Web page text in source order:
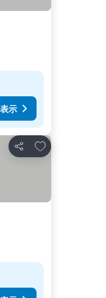
示
シェア
お気に入りに追加